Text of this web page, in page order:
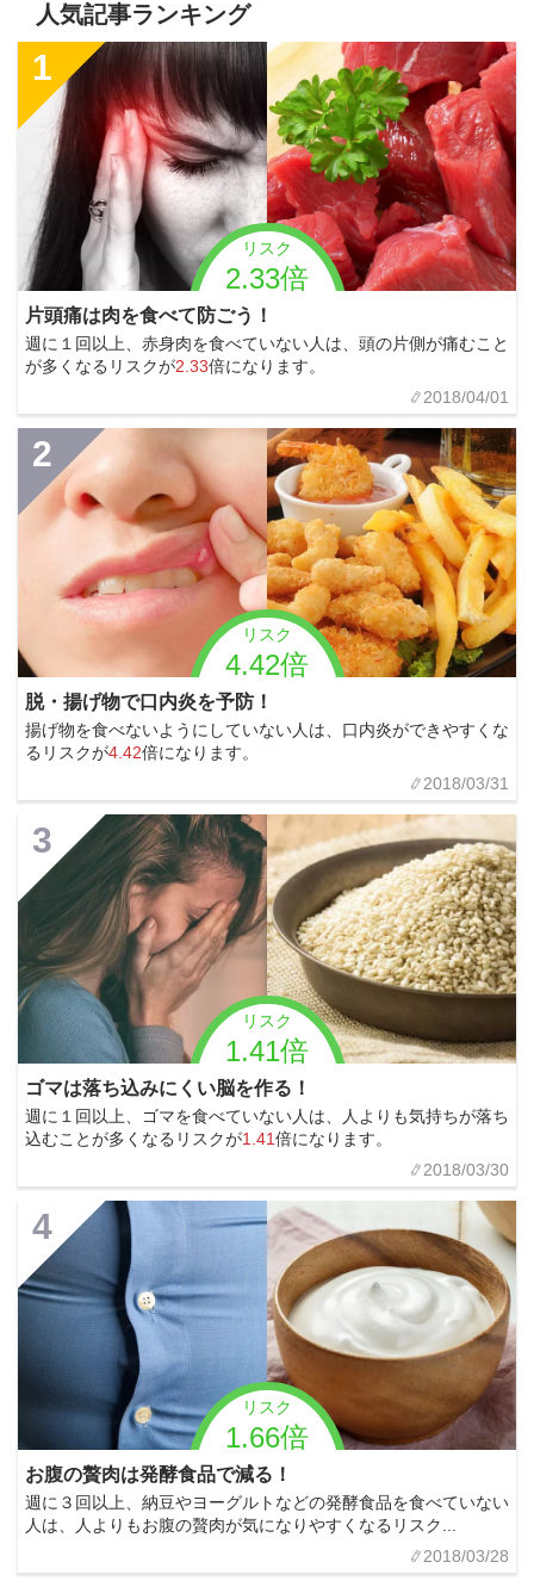
人気記事ランキング
リスク
2.33倍
1
片頭痛は肉を食べて防ごう！
週に１回以上、赤身肉を食べていない人は、頭の片側が痛むこと
が多くなるリスクが2.33倍になります。
2018/04/01
リスク
4.42倍
2
脱・揚げ物で口内炎を予防！
揚げ物を食べないようにしていない人は、口内炎ができやすくな
るリスクが4.42倍になります。
2018/03/31
リスク
1.41倍
3
ゴマは落ち込みにくい脳を作る！
週に１回以上、ゴマを食べていない人は、人よりも気持ちが落ち
込むことが多くなるリスクが1.41倍になります。
2018/03/30
リスク
1.66倍
4
お腹の贅肉は発酵食品で減る！
週に３回以上、納豆やヨーグルトなどの発酵食品を食べていない
人は、人よりもお腹の贅肉が気になりやすくなるリスク...
2018/03/28